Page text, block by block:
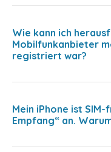
Wie kann ich
Mobilfunkanbieter
registriert war?
Mein iPhone ist
Empfang“ an.